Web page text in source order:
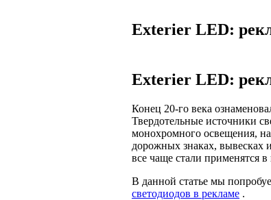
Exterier LED:
Exterier LED:
Конец 20-го века
Твердотельные источники
монохромного освещения,
дорожных знаках, вывесках
все чаще стали применятся
В данной статье мы
светодиодов в рекламе .